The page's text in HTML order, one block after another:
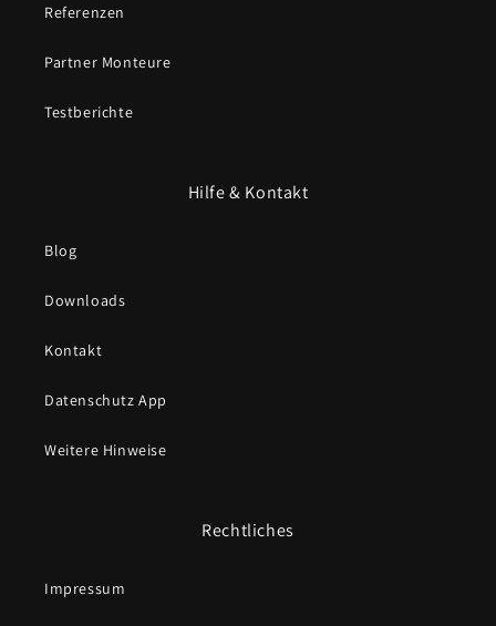
Referenzen
Partner Monteure
Testberichte
Hilfe & Kontakt
Blog
Downloads
Kontakt
Datenschutz App
Weitere Hinweise
Rechtliches
Impressum